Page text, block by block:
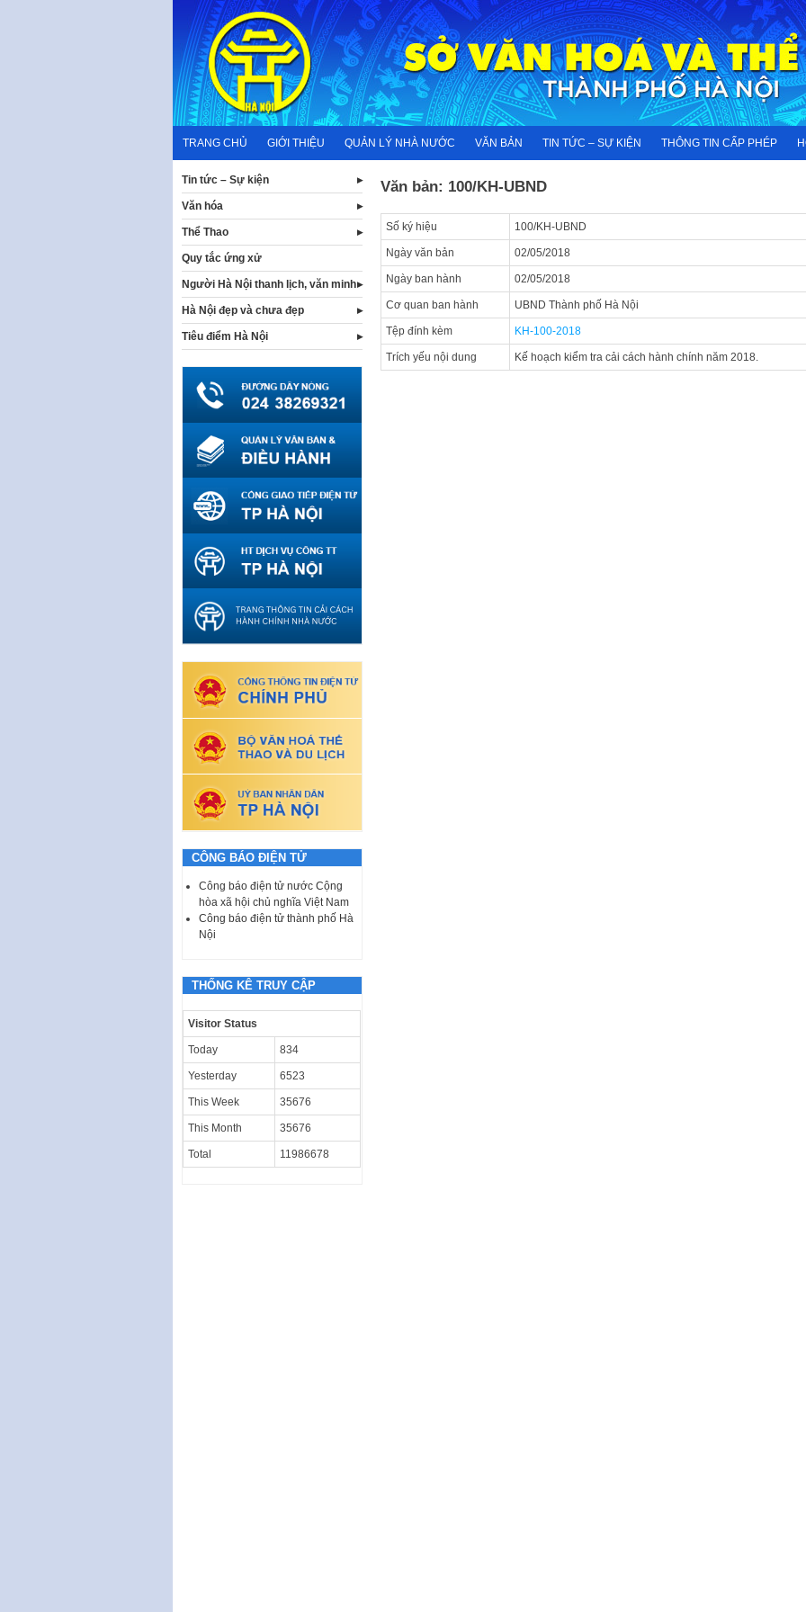
content
TRANG CHỦ GIỚI THIỆU QUẢN LÝ NHÀ NƯỚC VĂN BẢN TIN TỨC – SỰ KIỆN THÔNG TIN CẤP PHÉP
Văn bản: 100/KH-UBND
Số ký hiệu 100/KH-UBND
Ngày văn bản 02/05/2018
Ngày ban hành 02/05/2018
Cơ quan ban hành UBND Thành phố Hà Nội
Tệp đính kèm KH-100-2018
Trích yếu nội dung Kế hoạch kiểm tra cải cách hành chính năm 2018.
Tin tức – Sự kiện
Văn hóa
Thể Thao
Quy tắc ứng xử
Người Hà Nội thanh lịch, văn minh
Hà Nội đẹp và chưa đẹp
Tiêu điểm Hà Nội
CÔNG BÁO ĐIỆN TỬ
Công báo điện tử nước Cộng
hòa xã hội chủ nghĩa Việt Nam
Công báo điện tử thành phố Hà
Nội
THỐNG KÊ TRUY CẬP
Visitor Status
Today 834
Yesterday 6523
This Week 35676
This Month 35676
Total 11986678